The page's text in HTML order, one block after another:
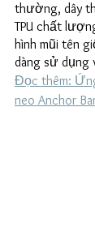
thường, dây
TPU chất
hình mũi tên
dàng sử dụng
Đọc thêm:
neo Anchor